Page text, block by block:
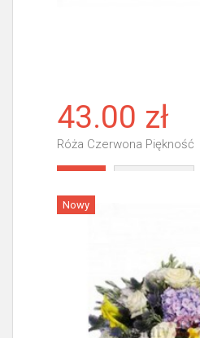
43.00 zł
Róża Czerwona Piękność
Nowy